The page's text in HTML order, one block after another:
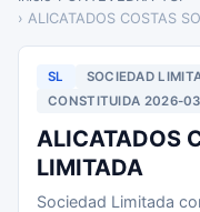
› ALICATADOS COSTAS
SL SOCIEDAD
CONSTITUIDA 2026-
ALICATADOS
LIMITADA
Sociedad Limitada